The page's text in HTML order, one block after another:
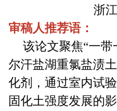
浙
审稿人推荐语：
该论文聚焦“一
尔汗盐湖重氯盐渍
化剂，通过室内试
固化土强度发展的